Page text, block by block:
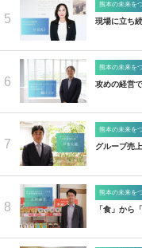
5
熊本の未来を
現場に立ち
6
熊本の未来を
攻めの経営
7
熊本の未来を
グループ売
8
熊本の未来を
「食」から